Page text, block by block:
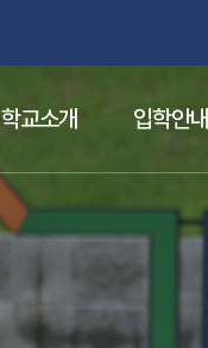
학교소개 입학안내